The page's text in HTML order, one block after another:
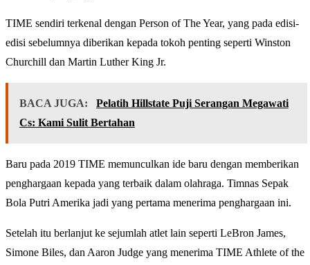
TIME sendiri terkenal dengan Person of The Year, yang pada edisi-
edisi sebelumnya diberikan kepada tokoh penting seperti Winston
Churchill dan Martin Luther King Jr.
BACA JUGA:
Pelatih Hillstate Puji Serangan Megawati
Cs: Kami Sulit Bertahan
Baru pada 2019 TIME memunculkan ide baru dengan memberikan
penghargaan kepada yang terbaik dalam olahraga. Timnas Sepak
Bola Putri Amerika jadi yang pertama menerima penghargaan ini.
Setelah itu berlanjut ke sejumlah atlet lain seperti LeBron James,
Simone Biles, dan Aaron Judge yang menerima TIME Athlete of the